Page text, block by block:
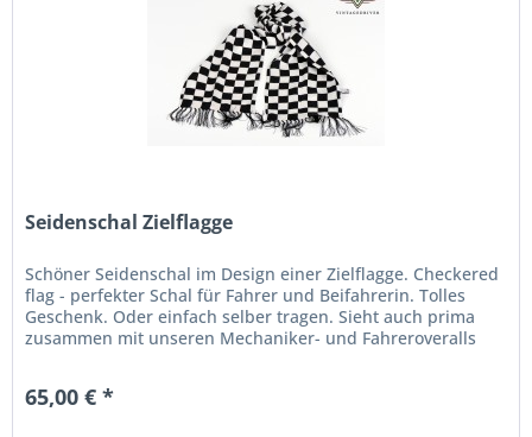
Seidenschal Zielflagge
Schöner Seidenschal im Design einer Zielflagge. Checkered
flag - perfekter Schal für Fahrer und Beifahrerin. Tolles
Geschenk. Oder einfach selber tragen. Sieht auch prima
zusammen mit unseren Mechaniker- und Fahreroveralls
65,00 € *